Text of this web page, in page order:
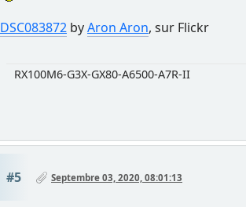
DSC083872 byAron Aron, sur Flickr
RX100M6-G3X-GX80-A6500-A7R-II
#5 Septembre 03, 2020, 08:01:13